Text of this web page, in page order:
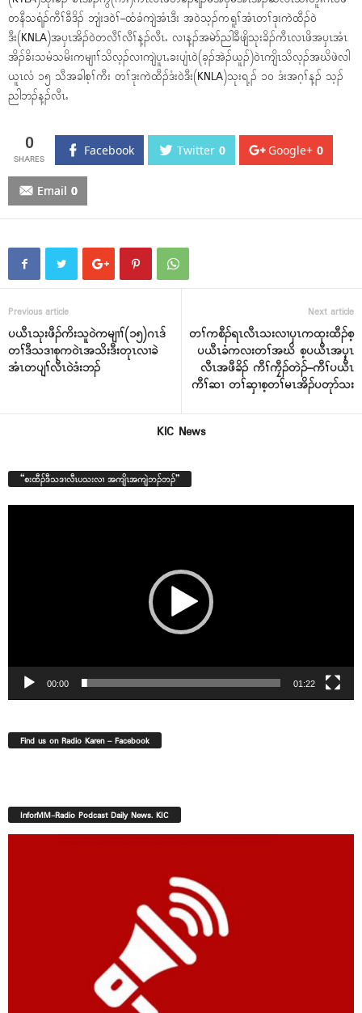
တနီသရံၣ်ကီၢ်ခီဒိၣ် ဘျံးဒ၀ဲၢ်–ထံခံကျဲအံၤဒီး အ၀ဲသ့ၣ်ကရူၢ်အံၤတၢ်ဒုးကဲထီၣ်၀ဲ
ဒီး(KNLA)အၦၤအိၣ်၀ဲတလီၢ်လီၢ်န့ၣ်လီၤႉ လၢန့ၣ်အမဲာ်ညါခီဖျိသုးခိၣ်ကီၤလၤဖိအၦၤအံၤ
အိၣ်ခိးသမံသမိးကမျၢၢ်သိလ့ၣ်လၢကျဲပူၤႇခးပျံၤ၀ဲ(ခ့ၣ်အဲၣ်ယူၣ်)၀ဲၤကျိၤသိလ့ၣ်အဃိဖဲလါ
ယူၤလံ ၁၅ သီအခါစ့ၢ်ကီး တၢ်ဒုးကဲထီၣ်ဒံး၀ဲဒီး(KNLA)သုးရ့ၣ် ၁၀ ဒံးအဂ့ၢ်န့ၣ် သ့ၣ်
ညါဘၣ်န့ၣ်လီၤႉ
0 Facebook Twitter 0 Google+ 0
Email 0
Previous article
ပယီၤသုးဖီၣ်ကိးသူ၀ဲကမျၢၢ်(၁၅)ဂၤဒ်
တၢ်ဒီသဒၢစုက၀ဲၤအသိးဒီးတုၤလၢခဲ
အံၤတပျၢ်လီၤ၀ဲဒံးဘၣ်
Next article
တၢ်ကစီၣ်ရၤလီၤသးလၢၦၤကထုးထီၣ်စ့
ပယီၤခံကလးတၢ်အဃိ စ့ပယီၤအၦ့ၤ
လီၤအဖီခိၣ် ကီၢ်ကၠီၣ်တဲၣ်–ကီၢ်ပယီၤ
ကီၢ်ဆၢ တၢ်ဆှၢစ့တၢ်မၤအိၣ်ပတုာ်သး
KIC News
“စးထီၣ်ဒီသဒၢလီၤပသးလၢ အကျိၤအကျဲဘၣ်ဘၣ်”
00:00 01:22
Find us on Radio Karen – Facebook
InforMM-Radio Podcast Daily News. KIC